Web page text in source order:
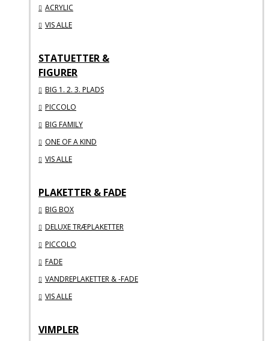
ACRYLIC
VIS ALLE
STATUETTER &
FIGURER
BIG 1. 2. 3. PLADS
PICCOLO
BIG FAMILY
ONE OF A KIND
VIS ALLE
PLAKETTER & FADE
BIG BOX
DELUXE TRÆPLAKETTER
PICCOLO
FADE
VANDREPLAKETTER & -FADE
VIS ALLE
VIMPLER